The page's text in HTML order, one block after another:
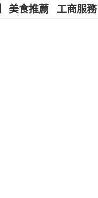
美食推薦 工商服務